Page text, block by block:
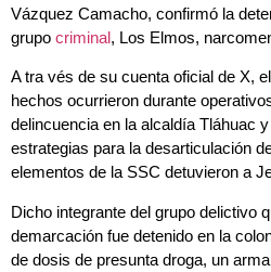
Vázquez Camacho, confirmó la
grupo criminal, Los Elmos,
A tra vés de su cuenta oficial de X,
hechos ocurrieron durante
delincuencia en la alcaldía Tláhuac
estrategias para la desarticulación
elementos de la SSC detuvieron a
Dicho integrante del grupo delictivo
demarcación fue detenido en la
de dosis de presunta droga, un